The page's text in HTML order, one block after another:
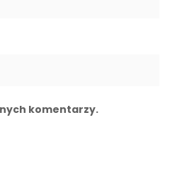
komentarzy.